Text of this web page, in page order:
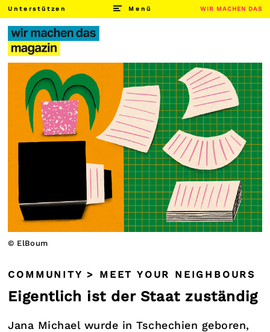
Unterstützen Menü WIR MACHEN DAS
© ElBoum
COMMUNITY > MEET YOUR NEIGHBOURS
Eigentlich ist der Staat zuständig
Jana Michael wurde in Tschechien geboren,